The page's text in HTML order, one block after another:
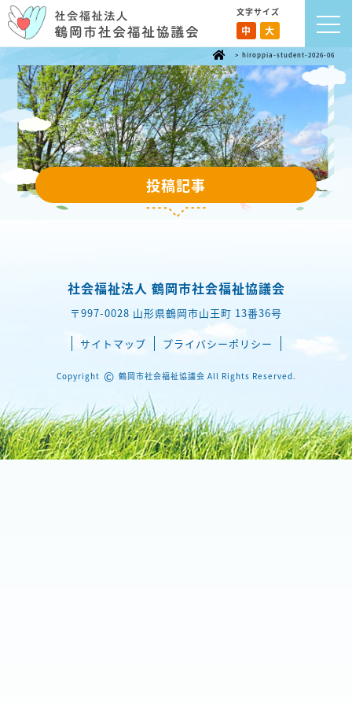
文字サイズ
中 大
> hiroppia-student-2026-06
投稿記事
社会福祉法人 鶴岡市社会福祉協議会
〒997-0028 山形県鶴岡市山王町 13番36号
サイトマップ プライバシーポリシー
Copyright © 鶴岡市社会福祉協議会 All Rights Reserved.